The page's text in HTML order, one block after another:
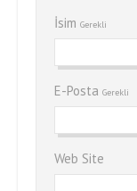
İsim Gerekli
E-Posta Gerekli
Web Site